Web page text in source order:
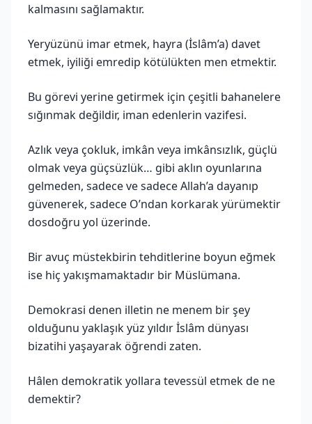
kalmasını sağlamaktır.
Yeryüzünü imar etmek, hayra (İslâm’a) davet
etmek, iyiliği emredip kötülükten men etmektir.
Bu görevi yerine getirmek için çeşitli bahanelere
sığınmak değildir, iman edenlerin vazifesi.
Azlık veya çokluk, imkân veya imkânsızlık, güçlü
olmak veya güçsüzlük… gibi aklın oyunlarına
gelmeden, sadece ve sadece Allah’a dayanıp
güvenerek, sadece O’ndan korkarak yürümektir
dosdoğru yol üzerinde.
Bir avuç müstekbirin tehditlerine boyun eğmek
ise hiç yakışmamaktadır bir Müslümana.
Demokrasi denen illetin ne menem bir şey
olduğunu yaklaşık yüz yıldır İslâm dünyası
bizatihi yaşayarak öğrendi zaten.
Hâlen demokratik yollara tevessül etmek de ne
demektir?